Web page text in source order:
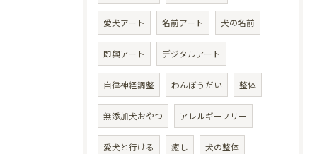
愛犬アート 名前アート 犬の名前
即興アート デジタルアート
自律神経調整 わんぼうだい 整体
無添加犬おやつ アレルギーフリー
愛犬と行ける 癒し 犬の整体